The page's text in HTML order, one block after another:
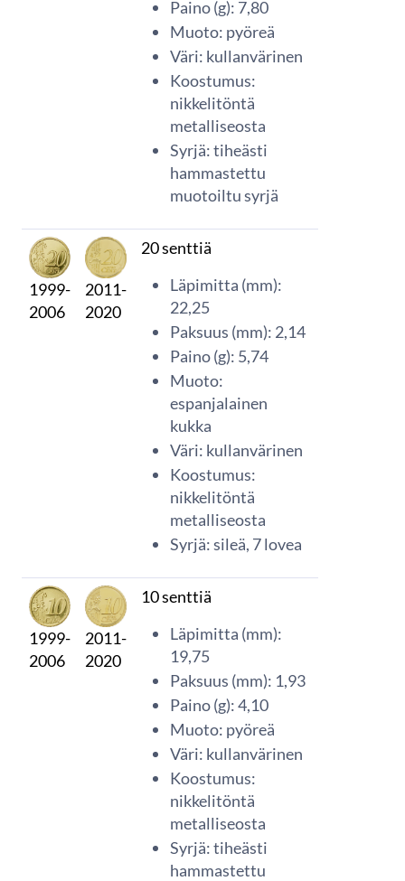
Paino (g): 7,80
Muoto: pyöreä
Väri: kullanvärinen
Koostumus:
nikkelitöntä
metalliseosta
Syrjä: tiheästi
hammastettu
muotoiltu syrjä
1999-
2006
2011-
2020
20 senttiä
Läpimitta (mm):
22,25
Paksuus (mm): 2,14
Paino (g): 5,74
Muoto:
espanjalainen
kukka
Väri: kullanvärinen
Koostumus:
nikkelitöntä
metalliseosta
Syrjä: sileä, 7 lovea
1999-
2006
2011-
2020
10 senttiä
Läpimitta (mm):
19,75
Paksuus (mm): 1,93
Paino (g): 4,10
Muoto: pyöreä
Väri: kullanvärinen
Koostumus:
nikkelitöntä
metalliseosta
Syrjä: tiheästi
hammastettu